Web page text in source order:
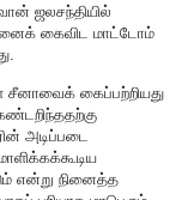
ஜலசந்தியில்
கைவிட மாட்டோம்
சீனாவைக் கைப்பற்றியது
அடிப்படை
என்று நினைத்த